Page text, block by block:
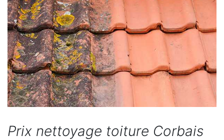
Prix nettoyage toiture Corbais